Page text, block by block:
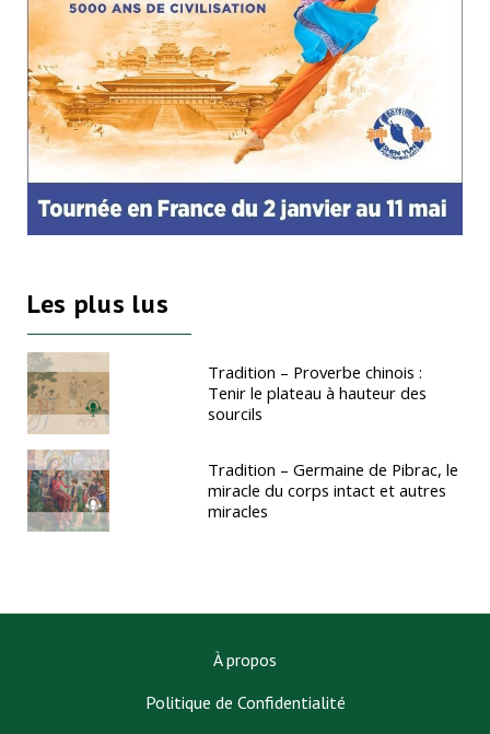
Les plus lus
Tradition – Proverbe chinois :
Tenir le plateau à hauteur des
sourcils
Tradition – Germaine de Pibrac, le
miracle du corps intact et autres
miracles
À propos
Politique de Confidentialité